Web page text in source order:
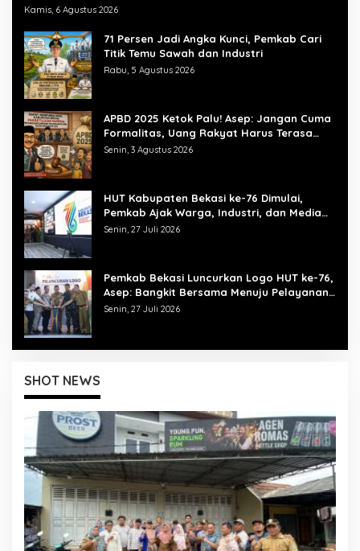
Kamis, 6 Agustus 2026
71 Persen Jadi Angka Kunci, Pemkab Cari
Titik Temu Sawah dan Industri
Rabu, 5 Agustus 2026
APBD 2025 Ketok Palu! Asep: Jangan Cuma
Formalitas, Uang Rakyat Harus Terasa
Manfaatnya
Senin, 3 Agustus 2026
HUT Kabupaten Bekasi ke-76 Dimulai,
Pemkab Ajak Warga, Industri, dan Media
Kibarkan Semangat “Bangkit Bersama”
Senin, 27 Juli 2026
Pemkab Bekasi Luncurkan Logo HUT ke-76,
Asep: Bangkit Bersama Menuju Pelayanan
yang Lebih Baik
Senin, 27 Juli 2026
SHOT NEWS